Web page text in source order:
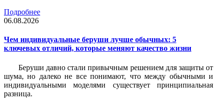
Подробнее
06.08.2026
Чем индивидуальные беруши лучше обычных: 5
ключевых отличий, которые меняют качество жизни
Беруши давно стали привычным решением для защиты от
шума, но далеко не все понимают, что между обычными и
индивидуальными моделями существует принципиальная
разница.